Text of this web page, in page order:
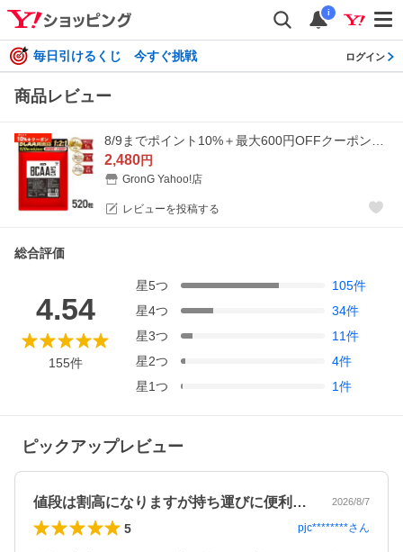
i
毎日引けるくじ 今すぐ挑戦 ログイン
商品レビュー
2,480円
GronG Yahoo!店
レビューを投稿する
総合評価
4.54
155件
星5つ 105件
星4つ 34件
星3つ 11件
星2つ 4件
星1つ 1件
ピックアップレビュー
値段は割高になりますが持ち運びに便利で… 2026/8/7
5 pjc********さん